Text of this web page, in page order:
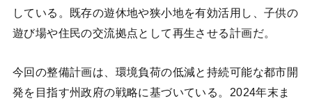
している。既存の遊休地や狭小地を有効活用し、子供の
遊び場や住民の交流拠点として再生させる計画だ。
今回の整備計画は、環境負荷の低減と持続可能な都市開
発を目指す州政府の戦略に基づいている。2024年末ま